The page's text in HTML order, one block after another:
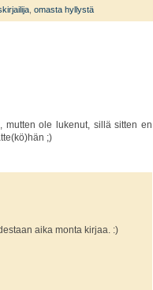
omasta hyllystä
mutten ole lukenut, sillä sitten en
;)
aika monta kirjaa. :)